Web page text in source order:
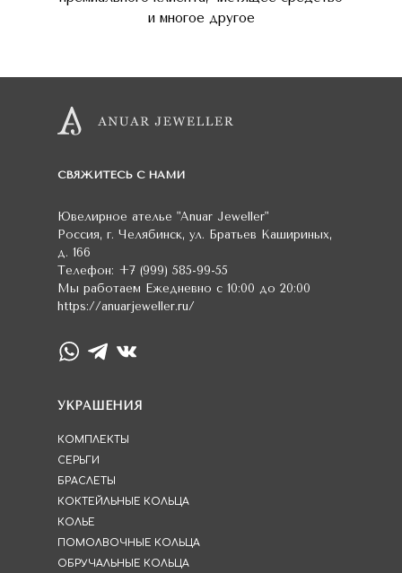
и многое другое
СВЯЖИТЕСЬ С НАМИ
КОМПЛЕКТЫ
ПОМОЛВОЧНЫЕ КОЛЬЦА
ОБРУЧАЛЬНЫЕ КОЛЬЦА
УКРАШЕНИЯ
СЕРЬГИ
БРАСЛЕТЫ
КОКТЕЙЛЬНЫЕ КОЛЬЦА
КОЛЬЕ
Ювелирное ателье "Anuar Jeweller"
Россия, г. Челябинск, ул. Братьев Кашириных,
д. 166
Телефон: +7 (999) 585-99-55
Мы работаем Ежедневно с 10:00 до 20:00
https://anuarjeweller.ru/